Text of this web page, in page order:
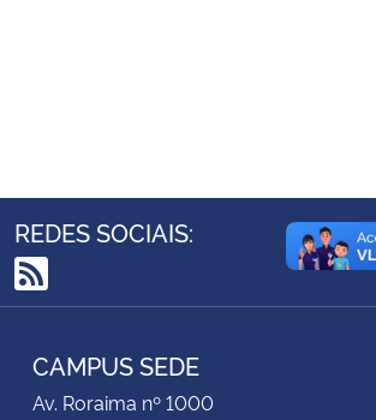
Ministério do Desenvolvimento Regional
Ministério da Mulher, da Família e dos Direitos Humanos
REDES SOCIAIS:
RSS
CAMPUS SEDE
Av. Roraima nº 1000